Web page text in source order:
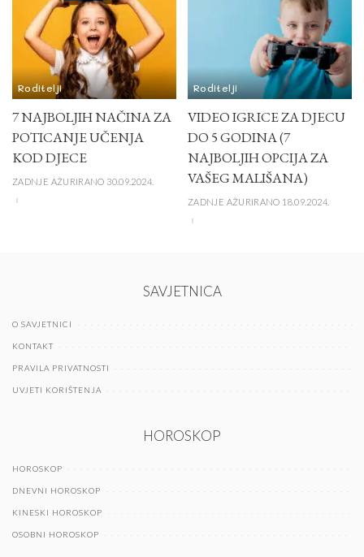
Roditelji
7 NAJBOLJIH NAČINA ZA
POTICANJE UČENJA
KOD DJECE
ZADNJE AŽURIRANO 30.09.2024.
Roditelji
VIDEO IGRICE ZA DJECU
DO 5 GODINA (7
NAJBOLJIH OPCIJA ZA
VAŠEG MALIŠANA)
ZADNJE AŽURIRANO 18.09.2024.
SAVJETNICA
O SAVJETNICI
KONTAKT
PRAVILA PRIVATNOSTI
UVJETI KORIŠTENJA
HOROSKOP
HOROSKOP
DNEVNI HOROSKOP
KINESKI HOROSKOP
OSOBNI HOROSKOP